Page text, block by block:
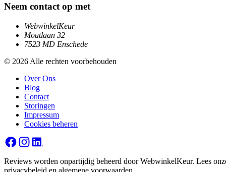
Neem contact op met
WebwinkelKeur
Moutlaan 32
7523 MD Enschede
© 2026 Alle rechten voorbehouden
Over Ons
Blog
Contact
Storingen
Impressum
Cookies beheren
Reviews worden onpartijdig beheerd door WebwinkelKeur. Lees
privacybeleid en algemene voorwaarden.